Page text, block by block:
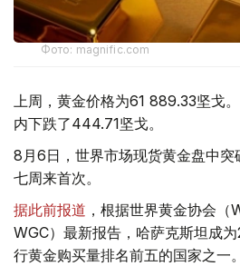
Фото: magnific.com
上周，黄金价格为61 889.33坚戈
内下跌了444.71坚戈。
8月6日，世界市场现货黄金盘中
七周来首次。
据此前报道 ，根据世界黄金协会
WGC）最新报告，哈萨克斯坦成
行黄金购买量排名前五的国家之一。